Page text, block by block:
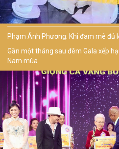
Phạm Ánh Phương: Khi đam mê đủ
Gần một tháng sau đêm Gala xếp
Nam mùa